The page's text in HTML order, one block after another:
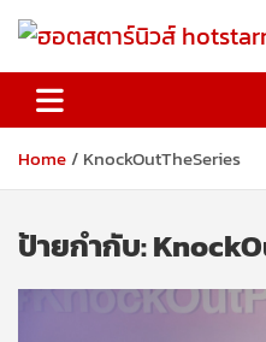
ฮอตสตาร์นิวส์
Home KnockOutTheSeries
ป้ายกำกับ: